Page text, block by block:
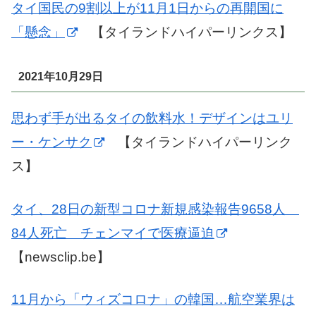
タイ国民の9割以上が11月1日からの再開国に
「懸念」
【タイランドハイパーリンクス】
2021年10月29日
思わず手が出るタイの飲料水！デザインはユリ
ー・ケンサク
【タイランドハイパーリンク
ス】
タイ、28日の新型コロナ新規感染報告9658人
84人死亡 チェンマイで医療逼迫
【newsclip.be】
11月から「ウィズコロナ」の韓国…航空業界は